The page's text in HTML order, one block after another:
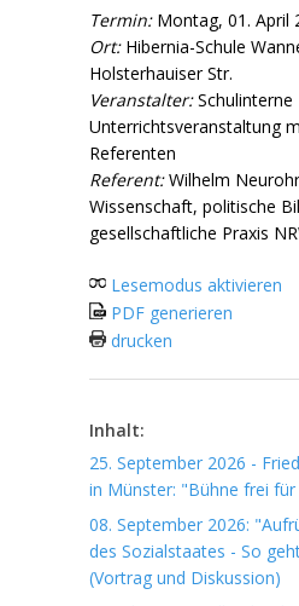
Termin: Montag, 01. April
Ort: Hibernia-Schule
Holsterhauiser Str.
Veranstalter:Schulinterne
Unterrichtsveranstaltung
Referenten
Referent:Wilhelm
Wissenschaft, politische
gesellschaftliche Praxis
Lesemodus aktivieren
PDF generieren
drucken
Inhalt:
25. September 2026 -
in Münster: "Bühne frei für
08. September 2026:
des Sozialstaates - So
(Vortrag und Diskussion)